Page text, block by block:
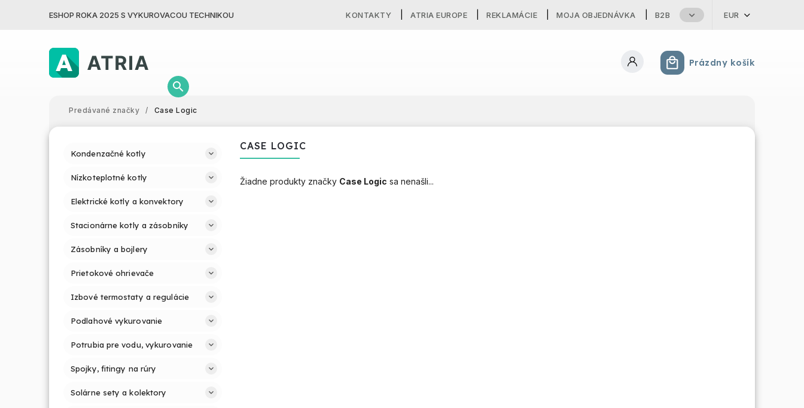
ESHOP ROKA 2025 S VYKUROVACOU TECHNIKOU KONTAKTY ATRIA EUROPE REKLAMÁCIE MOJA OBJEDNÁVKA B2B EUR
Nákupný košík
Prázdny košík
Predávané značky / Case Logic
Kondenzačné kotly
Nízkoteplotné kotly
Elektrické kotly a konvektory
Stacionárne kotly a zásobníky
Zásobníky a bojlery
Prietokové ohrievače
Izbové termostaty a regulácie
Podlahové vykurovanie
Potrubia pre vodu, vykurovanie
Spojky, fitingy na rúry
Solárne sety a kolektory
CASE LOGIC
Žiadne produkty značky Case Logic sa nenašli...